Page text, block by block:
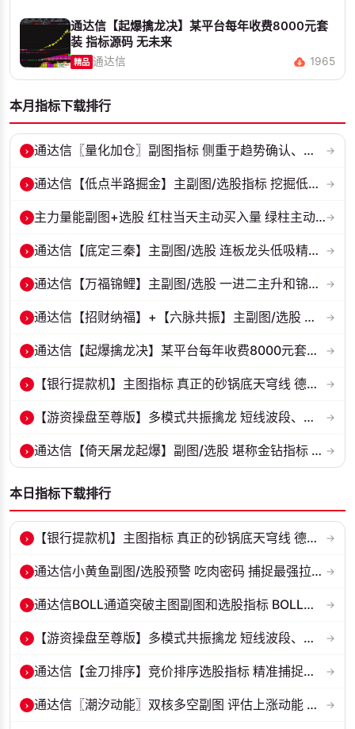
通达信【起爆擒龙决】某平台每年收费8000元套
装 指标源码 无未来
精品 通达信 1965
本月指标下载排行
› 通达信〖量化加仓〗副图指标 侧重于趋势确认、量能配合与高低位反转信号... →
› 通达信【低点半路掘金】主副图/选股指标 挖掘低吸 半路下跌低吸思路 源... →
› 主力量能副图+选股 红柱当天主动买入量 绿柱主动卖出量→
› 通达信【底定三秦】主副图/选股 连板龙头低吸精准量化 出票少而精 五年... →
› 通达信【万福锦鲤】主副图/选股 一进二主升和锦鲤回调两种模式 源码 →
› 通达信【招财纳福】+【六脉共振】主副图/选股 自用经历实战的指标 抓强... →
› 通达信【起爆擒龙决】某平台每年收费8000元套装 指标源码 无未来 →
› 【银行提款机】主图指标 真正的砂锅底天穹线 德某通要价10万的主图核心... →
› 【游资操盘至尊版】多模式共振擒龙 短线波段、低位抄底、游资启动行情量... →
› 通达信【倚天屠龙起爆】副图/选股 堪称金钻指标 平均每3日出一票 源码 ... →
本日指标下载排行
› 【银行提款机】主图指标 真正的砂锅底天穹线 德某通要价10万的主图核心... →
› 通达信小黄鱼副图/选股预警 吃肉密码 捕捉最强拉升段 源码 贴图 →
› 通达信BOLL通道突破主图副图和选股指标 BOLL通达突破追踪主力动向 源码... →
› 【游资操盘至尊版】多模式共振擒龙 短线波段、低位抄底、游资启动行情量... →
› 通达信【金刀排序】竞价排序选股指标 精准捕捉强势首板 源码 贴图 →
› 通达信〖潮汐动能〗双核多空副图 评估上涨动能 量化判断多空力量的强弱... →